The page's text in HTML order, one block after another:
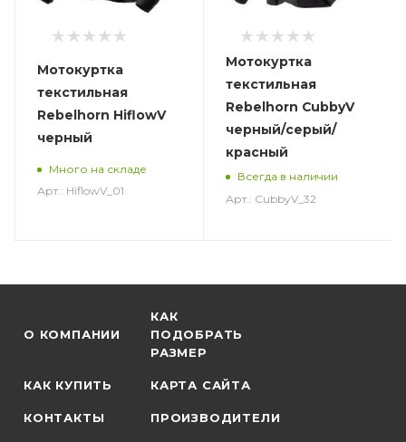
Мотокуртка
текстильная
Rebelhorn HiflowV
черный
Много на складе
Арт.: HiflowV_01
Мотокуртка
текстильная
Rebelhorn CubbyV
черный/серый/
красный
Всегда в наличии
Арт.: CubbyV_32
О КОМПАНИИ
КАК
ПОДОБРАТЬ
РАЗМЕР
КАК КУПИТЬ КАРТА САЙТА
КОНТАКТЫ ПРОИЗВОДИТЕЛИ